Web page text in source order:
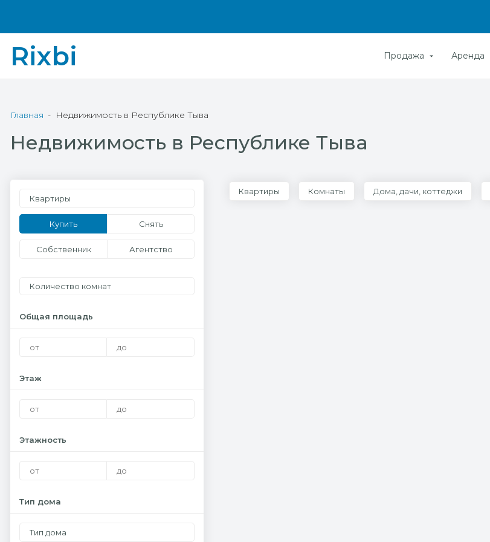
Rixbi Продажа Аренда
Главная Недвижимость в Республике Тыва
Недвижимость в Республике Тыва
Квартиры
Купить Снять
Собственник Агентство
Количество комнат
Общая площадь
Этаж
Этажность
Тип дома
Тип дома
Квартиры Комнаты Дома, дачи, коттеджи